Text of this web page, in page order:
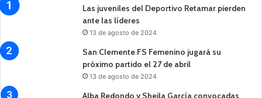
Las juveniles del Deportivo Retamar pierden
ante las líderes
13 de agosto de 2024
San Clemente FS Femenino jugará su
próximo partido el 27 de abril
13 de agosto de 2024
Alba Redondo y Sheila García convocadas